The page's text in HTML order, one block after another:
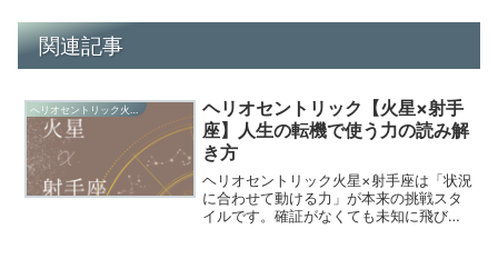
関連記事
へリオセントリック火星星座
ヘリオセントリック【火星×射手
座】人生の転機で使う力の読み解
き方
ヘリオセントリック火星×射手座は「状況
に合わせて動ける力」が本来の挑戦スタ
イルです。確証がなくても未知に飛び込